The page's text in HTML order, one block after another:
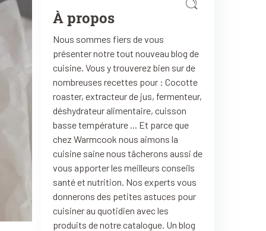
À propos
Nous sommes fiers de vous
présenter notre tout nouveau blog de
cuisine. Vous y trouverez bien sur de
nombreuses recettes pour : Cocotte
roaster, extracteur de jus, fermenteur,
déshydrateur alimentaire, cuisson
basse température ... Et parce que
chez Warmcook nous aimons la
cuisine saine nous tâcherons aussi de
vous apporter les meilleurs conseils
santé et nutrition. Nos experts vous
donnerons des petites astuces pour
cuisiner au quotidien avec les
produits de notre catalogue. Un blog